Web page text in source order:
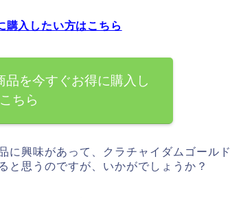
購入したい方はこちら
を今すぐお得に購入し
ちら
に興味があって、クラチャイダムゴールド
と思うのですが、いかがでしょうか？